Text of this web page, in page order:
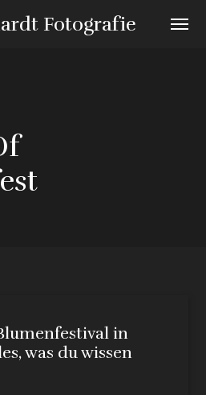
Fotografie
in
was du wissen